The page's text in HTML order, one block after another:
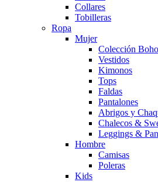
Collares
Tobilleras
Ropa
Mujer
Colección
Vestidos
Kimonos
Tops
Faldas
Pantalones
Abrigos y
Chalecos &
Leggings &
Hombre
Camisas
Poleras
Kids